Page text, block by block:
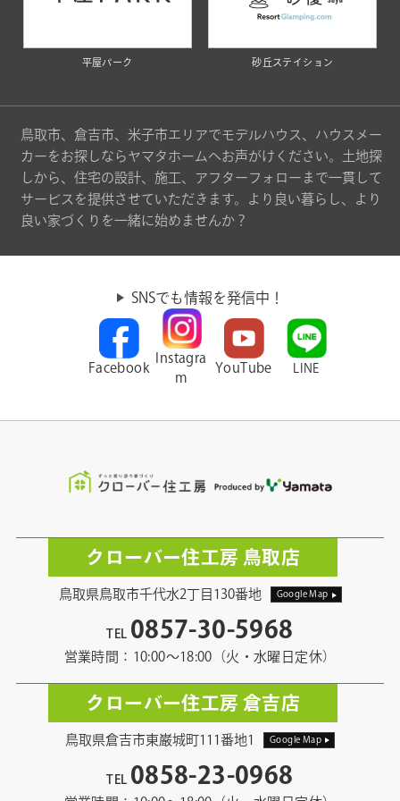
平屋パーク 砂丘ステイション
鳥取市、倉吉市、米子市エリアでモデルハウス、ハウスメー
カーをお探しならヤマタホームへお声がけください。土地探
しから、住宅の設計、施工、アフターフォローまで一貫して
サービスを提供させていただきます。より良い暮らし、より
良い家づくりを一緒に始めませんか？
SNSでも情報を発信中！
Facebook
Instagra
m
YouTube LINE
クローバー住工房 鳥取店
鳥取県鳥取市千代水2丁目130番地 Google Map
TEL 0857-30-5968
営業時間：10:00〜18:00（火・水曜日定休）
クローバー住工房 倉吉店
鳥取県倉吉市東巌城町111番地1 Google Map
TEL 0858-23-0968